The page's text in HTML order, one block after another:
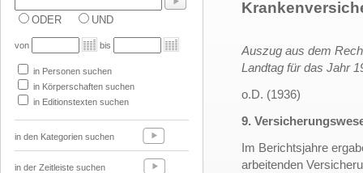
ODER UND
von bis
in Personen suchen
in Körperschaften suchen
in Editionstexten suchen
in den Kategorien suchen
in der Zeitleiste suchen
Auszug aus dem
Landtag für das Jahr
o.D. (1936)
9.
Im Berichtsjahre
arbeitenden